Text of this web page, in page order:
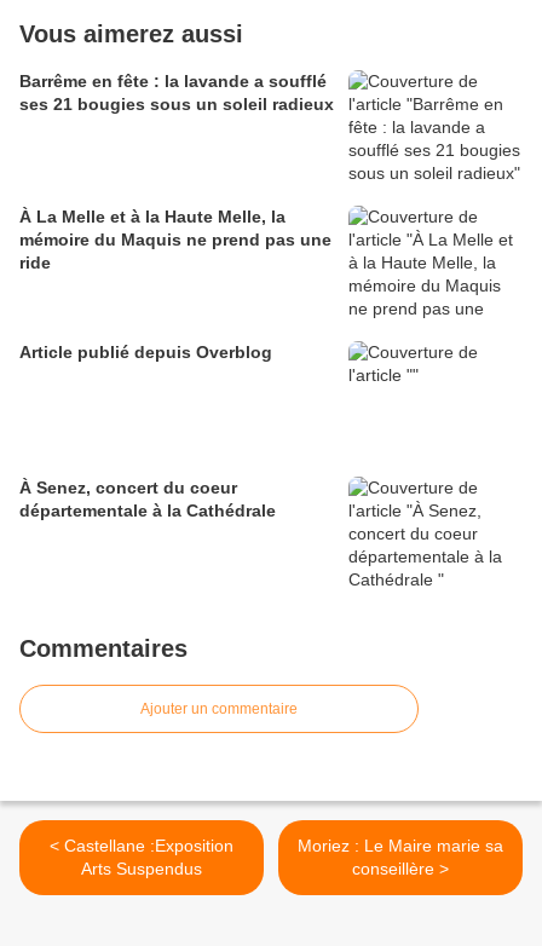
Vous aimerez aussi
Barrême en fête : la lavande a soufflé
ses 21 bougies sous un soleil radieux
À La Melle et à la Haute Melle, la
mémoire du Maquis ne prend pas une
ride
Article publié depuis Overblog
À Senez, concert du coeur
départementale à la Cathédrale
Commentaires
Ajouter un commentaire
< Castellane :Exposition
Arts Suspendus
Moriez : Le Maire marie sa
conseillère >